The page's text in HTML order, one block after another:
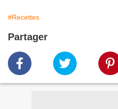
#Recettes
Partager